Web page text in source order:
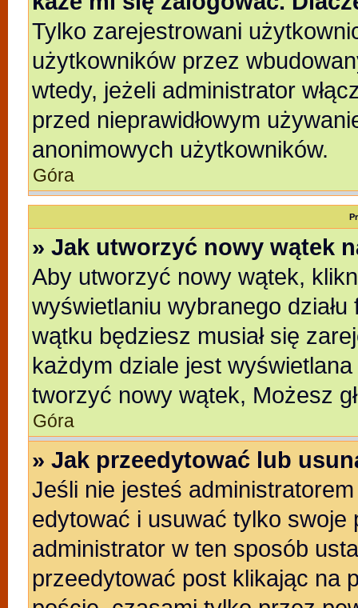
Tylko zarejestrowani
użytkowników przez
wtedy, jeżeli administrator
przed nieprawidłowym
anonimowych użytkowników.
Góra
» Jak utworzyć nowy wątek
Aby utworzyć nowy wątek,
wyświetlaniu wybranego
wątku będziesz musiał się
każdym dziale jest
tworzyć nowy wątek, Możesz
Góra
» Jak przeedytować lub
Jeśli nie jesteś
edytować i usuwać tylko swoje
administrator w ten sposób
przeedytować post klikając na